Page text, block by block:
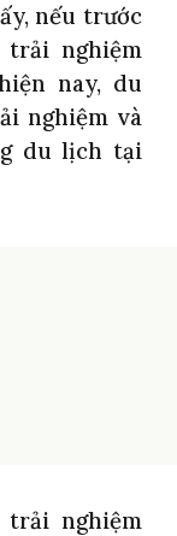
nếu trước
nghiệm
nay, du
nghiệm và
du lịch tại
trải nghiệm